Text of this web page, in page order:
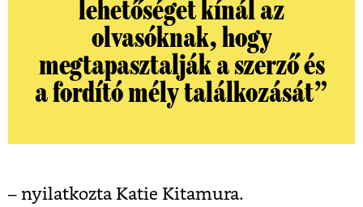
lehetőséget kínál az
olvasóknak, hogy
megtapasztalják a szerző és
a fordító mély találkozását”
– nyilatkozta Katie Kitamura.